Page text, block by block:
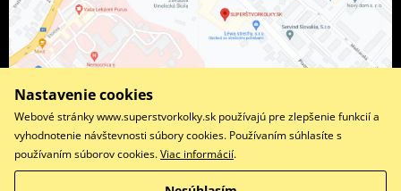
Facebook
Nastavenie cookies
Webové stránky www.superstvorkolky.sk používajú pre zlepšenie funkcií a
vyhodnotenie návštevnosti súbory cookies. Používaním súhlasíte s
používaním súborov cookies.Viac informácií.